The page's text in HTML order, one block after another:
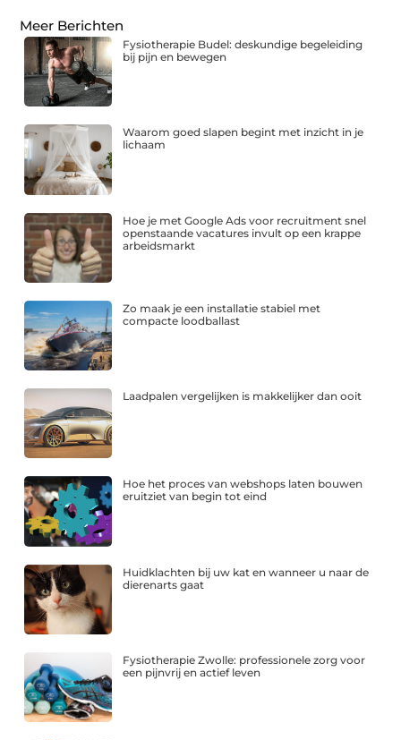
Meer Berichten
Fysiotherapie Budel: deskundige begeleiding
bij pijn en bewegen
Waarom goed slapen begint met inzicht in je
lichaam
Hoe je met Google Ads voor recruitment snel
openstaande vacatures invult op een krappe
arbeidsmarkt
Zo maak je een installatie stabiel met
compacte loodballast
Laadpalen vergelijken is makkelijker dan ooit
Hoe het proces van webshops laten bouwen
eruitziet van begin tot eind
Huidklachten bij uw kat en wanneer u naar de
dierenarts gaat
Fysiotherapie Zwolle: professionele zorg voor
een pijnvrij en actief leven